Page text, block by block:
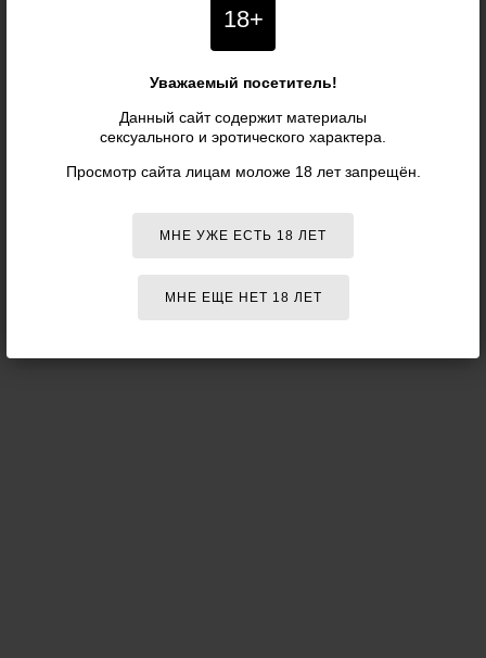
18+
Уважаемый посетитель!
Данный сайт содержит материалы
сексуального и эротического характера.
Просмотр сайта лицам моложе 18 лет запрещён.
МНЕ УЖЕ ЕСТЬ 18 ЛЕТ
МНЕ ЕЩЕ НЕТ 18 ЛЕТ
Ваше имя (необязательно):
Отзыв о товаре:
ОТПРАВИТЬ